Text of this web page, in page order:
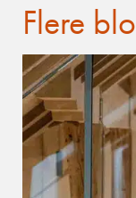
Flere